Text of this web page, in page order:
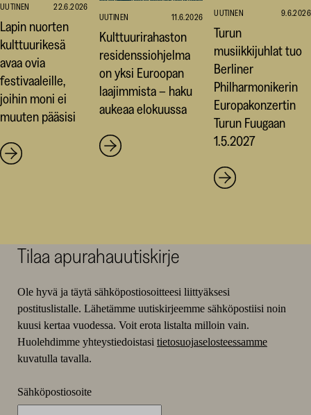
UUTINEN 22.6.2026
Lapin nuorten
kulttuurikesä
avaa ovia
festivaaleille,
joihin moni ei
muuten pääsisi
UUTINEN 11.6.2026
Kulttuurirahaston
residenssiohjelma
on yksi Euroopan
laajimmista – haku
aukeaa elokuussa
UUTINEN 9.6.2026
Turun
musiikkijuhlat tuo
Berliner
Philharmonikerin
Europakonzertin
Turun Fuugaan
1.5.2027
Tilaa apurahauutiskirje
Ole hyvä ja täytä sähköpostiosoitteesi liittyäksesi
postituslistalle. Lähetämme uutiskirjeemme sähköpostiisi noin
kuusi kertaa vuodessa. Voit erota listalta milloin vain.
Huolehdimme yhteystiedoistasi tietosuojaselosteessamme
kuvatulla tavalla.
Sähköpostiosoite